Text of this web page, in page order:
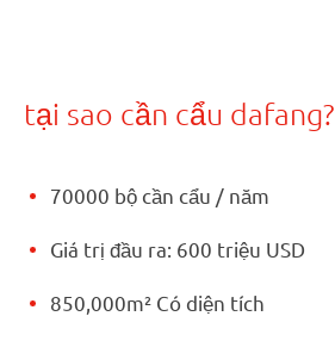
tại sao cần cẩu dafang?
70000 bộ cần cẩu / năm
Giá trị đầu ra: 600 triệu USD
850,000m² Có diện tích